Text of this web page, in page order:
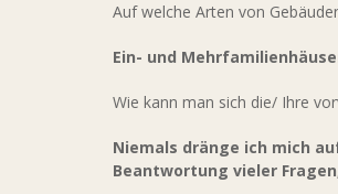
Auf welche Arten von
Ein- und
Wie kann man sich die/ Ihre
Niemals dränge ich mich
Beantwortung vieler